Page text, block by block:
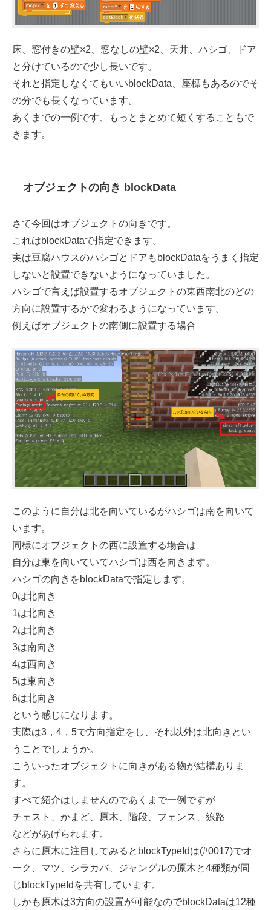
床、窓付きの壁×2、窓なしの壁×2、天井、ハシゴ、ドア
と分けているので少し長いです。
それと指定しなくてもいいblockData、座標もあるのでそ
の分でも長くなっています。
あくまでの一例です、もっとまとめて短くすることもで
きます。
オブジェクトの向き blockData
さて今回はオブジェクトの向きです。
これはblockDataで指定できます。
実は豆腐ハウスのハシゴとドアもblockDataをうまく指定
しないと設置できないようになっていました。
ハシゴで言えば設置するオブジェクトの東西南北のどの
方向に設置するかで変わるようになっています。
例えばオブジェクトの南側に設置する場合
このように自分は北を向いているがハシゴは南を向いて
います。
同様にオブジェクトの西に設置する場合は
自分は東を向いていてハシゴは西を向きます。
ハシゴの向きをblockDataで指定します。
0は北向き
1は北向き
2は北向き
3は南向き
4は西向き
5は東向き
6は北向き
という感じになります。
実際は3，4，5で方向指定をし、それ以外は北向きとい
うことでしょうか。
こういったオブジェクトに向きがある物が結構ありま
す。
すべて紹介はしませんのであくまで一例ですが
チェスト、かまど、原木、階段、フェンス、線路
などがあげられます。
さらに原木に注目してみるとblockTypeIdは(#0017)でオ
ーク、マツ、シラカバ、ジャングルの原木と4種類が同
じblockTypeIdを共有しています。
しかも原木は3方向の設置が可能なのでblockDataは12種